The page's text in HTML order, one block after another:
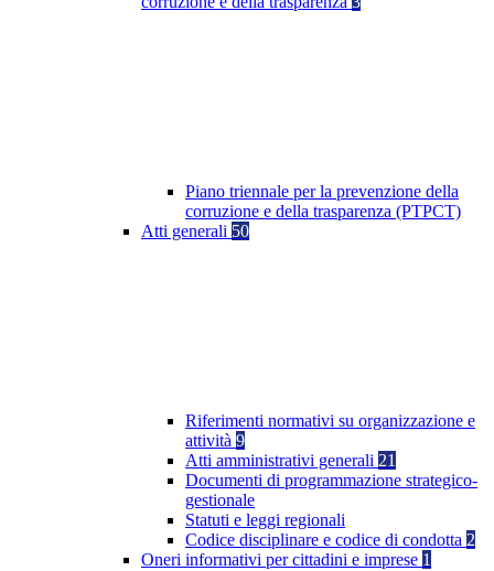
Piano triennale per la prevenzione della
corruzione e della trasparenza (PTPCT)
Atti generali 50
Riferimenti normativi su organizzazione e
attività 9
Atti amministrativi generali 21
Documenti di programmazione strategico-
gestionale
Statuti e leggi regionali
Codice disciplinare e codice di condotta 2
Oneri informativi per cittadini e imprese 1